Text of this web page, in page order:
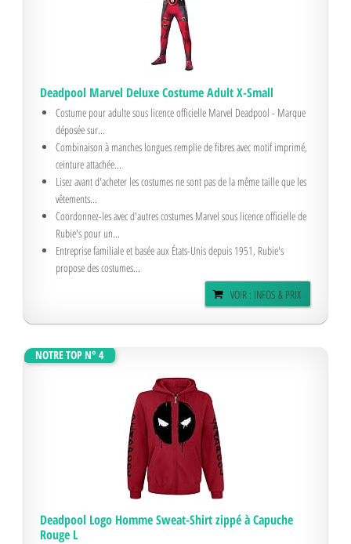
Deadpool Marvel Deluxe Costume Adult X-Small
Costume pour adulte sous licence officielle Marvel Deadpool - Marque
déposée sur...
Combinaison à manches longues remplie de fibres avec motif imprimé,
ceinture attachée...
Lisez avant d'acheter les costumes ne sont pas de la même taille que les
vêtements...
Coordonnez-les avec d'autres costumes Marvel sous licence officielle de
Rubie's pour un...
Entreprise familiale et basée aux États-Unis depuis 1951, Rubie's
propose des costumes...
VOIR : INFOS & PRIX
NOTRE TOP N° 4
Deadpool Logo Homme Sweat-Shirt zippé à Capuche
Rouge L